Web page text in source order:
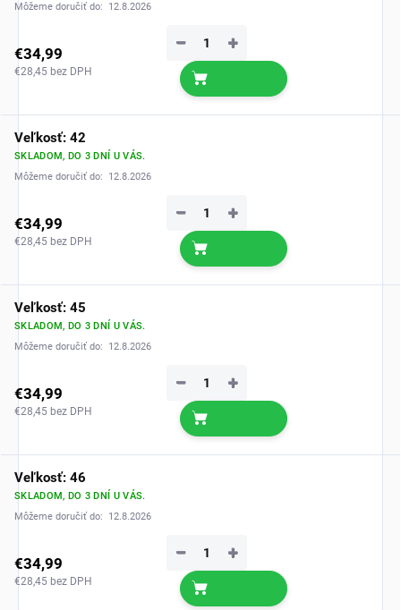
Môžeme doručiť do:
12.8.2026
€34,99
€28,45 bez DPH
+
−
Veľkosť: 42
SKLADOM, DO 3 DNÍ U VÁS.
Môžeme doručiť do:
12.8.2026
€34,99
€28,45 bez DPH
+
−
Veľkosť: 45
SKLADOM, DO 3 DNÍ U VÁS.
Môžeme doručiť do:
12.8.2026
€34,99
€28,45 bez DPH
+
−
Veľkosť: 46
SKLADOM, DO 3 DNÍ U VÁS.
Môžeme doručiť do:
12.8.2026
€34,99
€28,45 bez DPH
+
−